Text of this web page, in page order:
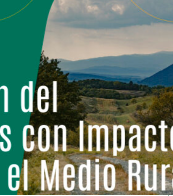
MEDIO RURAL
hasta el 30 de junio.
bienestar, salud y cultura; sector
y economía circular.